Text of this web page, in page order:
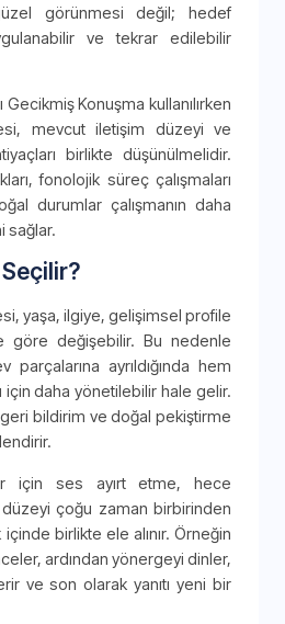
görünmesi değil; hedef
ve tekrar edilebilir
Konuşma kullanılırken
mevcut iletişim düzeyi ve
birlikte düşünülmelidir.
fonolojik süreç çalışmaları
durumlar çalışmanın daha
sağlar.
yaşa, ilgiye, gelişimsel profile
göre değişebilir. Bu nedenle
ayrıldığında hem
için daha yönetilebilir hale gelir.
geri bildirim ve doğal pekiştirme
için ses ayırt etme, hece
düzeyi çoğu zaman birbirinden
içinde birlikte ele alınır. Örneğin
ardından yönergeyi dinler,
ve son olarak yanıtı yeni bir